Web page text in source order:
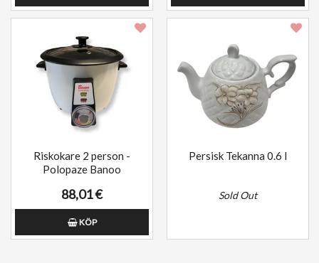
Riskokare 2 person -
Polopaze Banoo
88,01 €
KÖP
Persisk Tekanna 0.6 l
Sold Out